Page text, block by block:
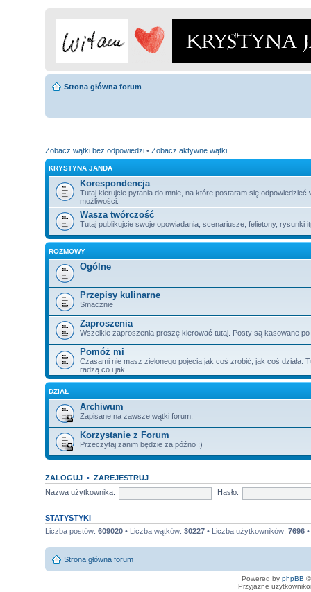
Strona główna forum
Zobacz wątki bez odpowiedzi • Zobacz aktywne wątki
KRYSTYNA JANDA
Korespondencja
Tutaj kierujcie pytania do mnie, na które postaram się odpowiedzieć
możliwości.
Wasza twórczość
Tutaj publikujcie swoje opowiadania, scenariusze, felietony, rysunki
ROZMOWY
Ogólne
Przepisy kulinarne
Smacznie
Zaproszenia
Wszelkie zaproszenia proszę kierować tutaj. Posty są kasowane po
Pomóż mi
Czasami nie masz zielonego pojecia jak coś zrobić, jak coś działa.
radzą co i jak.
DZIAŁ
Archiwum
Zapisane na zawsze wątki forum.
Korzystanie z Forum
Przeczytaj zanim będzie za późno ;)
ZALOGUJ • ZAREJESTRUJ
Nazwa użytkownika:
Hasło:
STATYSTYKI
Liczba postów: 609020 • Liczba wątków: 30227 • Liczba użytkowników: 7696
Strona główna forum
Powered by phpBB
Przyjazne